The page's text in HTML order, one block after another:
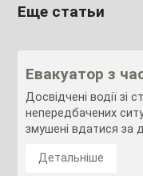
Еще статьи
Евакуатор з
Досвідчені водії зі
непередбачених
змушені вдатися за
Детальніше